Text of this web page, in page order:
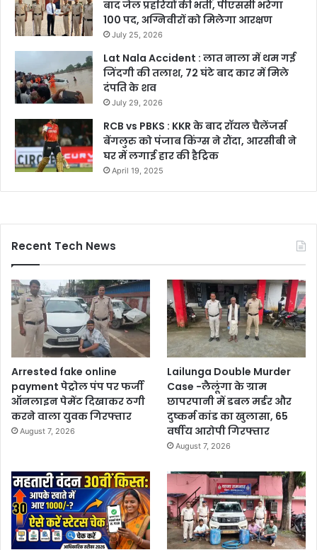
बाद जेल प्रहरियों की भर्ती, पीएससी भरेगा
100 पद, अग्निवीरों को मिलेगा आरक्षण
July 25, 2026
Lat Nala Accident : लात नाला में थम गई
जिंदगी की तलाश, 72 घंटे बाद कार में मिले
दंपति के शव
July 29, 2026
RCB vs PBKS : KKR के बाद रॉयल चैलेंजर्स
बेंगलुरु को पंजाब किंग्स ने रौंदा, आरसीबी ने
घर में लगाई हार की हैट्रिक
April 19, 2025
Recent Tech News
Arrested fake online
payment पेट्रोल पंप पर फर्जी
ऑनलाइन पेमेंट दिखाकर ठगी
करने वाला युवक गिरफ्तार
August 7, 2026
Lailunga Double Murder
Case -लैलूंगा के ग्राम
छापरपानी में डबल मर्डर और
दुष्कर्म कांड का खुलासा, 65
वर्षीय आरोपी गिरफ्तार
August 7, 2026